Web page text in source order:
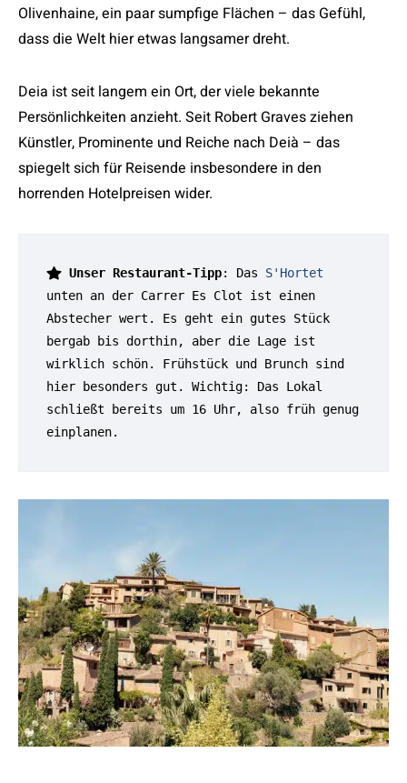
Olivenhaine, ein paar sumpfige Flächen – das Gefühl,
dass die Welt hier etwas langsamer dreht.
Deia ist seit langem ein Ort, der viele bekannte
Persönlichkeiten anzieht. Seit Robert Graves ziehen
Künstler, Prominente und Reiche nach Deià – das
spiegelt sich für Reisende insbesondere in den
horrenden Hotelpreisen wider.
Unser Restaurant-Tipp: Das S'Hortet
unten an der Carrer Es Clot ist einen
Abstecher wert. Es geht ein gutes Stück
bergab bis dorthin, aber die Lage ist
wirklich schön. Frühstück und Brunch sind
hier besonders gut. Wichtig: Das Lokal
schließt bereits um 16 Uhr, also früh genug
einplanen.